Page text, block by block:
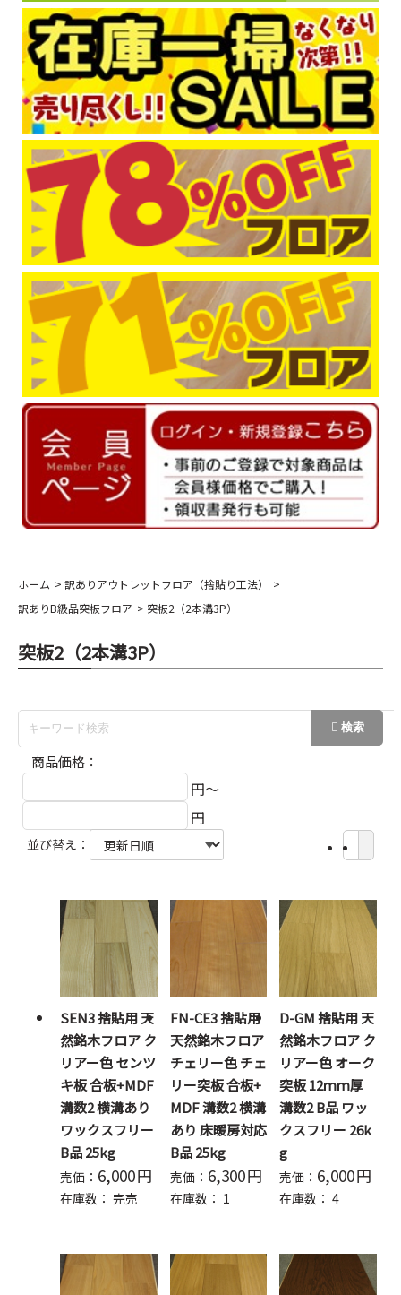
ホーム
訳ありアウトレットフロア（捨貼り工法）
訳ありB級品突板フロア
突板2（2本溝3P）
突板2（2本溝3P）
商品価格：
円～
円
並び替え：
SEN3 捨貼用 天
然銘木フロア ク
リアー色 センツ
キ板 合板+MDF
溝数2 横溝あり
ワックスフリー
B品 25kg
売価： 6,000円
在庫数： 完売
FN-CE3 捨貼用
天然銘木フロア
チェリー色 チェ
リー突板 合板+
MDF 溝数2 横溝
あり 床暖房対応
B品 25kg
売価： 6,300円
在庫数： 1
D-GM 捨貼用 天
然銘木フロア ク
リアー色 オーク
突板 12ｍｍ厚
溝数2 B品 ワッ
クスフリー 26k
g
売価： 6,000円
在庫数： 4